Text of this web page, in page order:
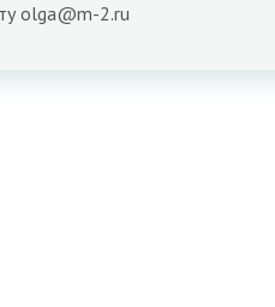
olga@m-2.ru